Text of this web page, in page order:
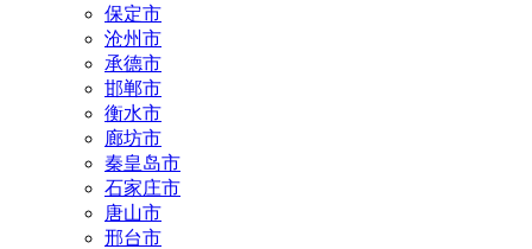
保定市
沧州市
承德市
邯郸市
衡水市
廊坊市
秦皇岛市
石家庄市
唐山市
邢台市